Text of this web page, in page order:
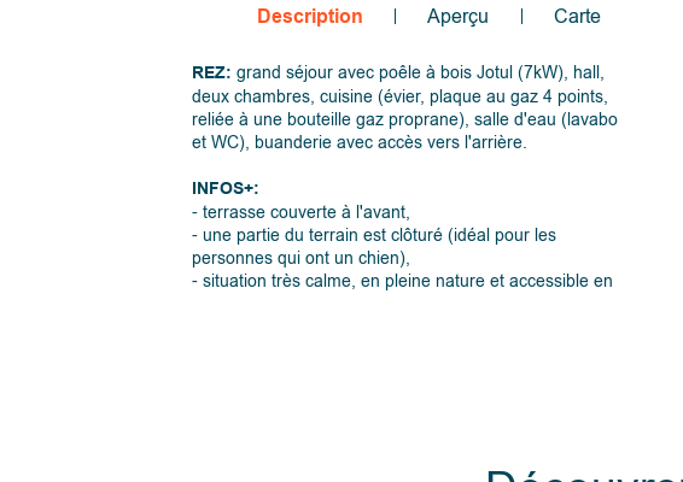
Description Aperçu Carte
REZ: grand séjour avec poêle à bois Jotul (7kW), hall,
deux chambres, cuisine (évier, plaque au gaz 4 points,
reliée à une bouteille gaz proprane), salle d'eau (lavabo
et WC), buanderie avec accès vers l'arrière.
INFOS+:
- terrasse couverte à l'avant,
- une partie du terrain est clôturé (idéal pour les
personnes qui ont un chien),
- situation très calme, en pleine nature et accessible en